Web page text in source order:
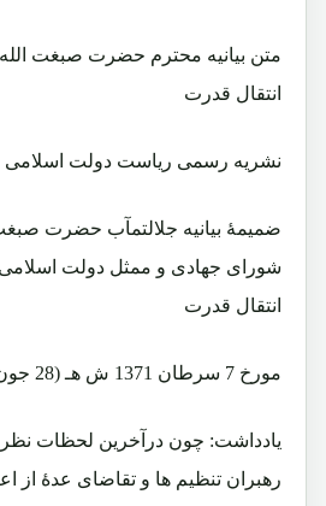
متن بیانیه محترم حضرت صبغت
انتقال قدرت
نشریه رسمی ریاست دولت اسلامی
ضمیمۀ بیانیه جلالتمآب حضرت
شورای جهادی و ممثل دولت
انتقال قدرت
مورخ 7 سرطان 1371 ش هـ (28 جون 1992 میلادی)
یادداشت: چون درآخرین لحظات نظر
رهبران تنظیم ها و تقاضای عدۀ از